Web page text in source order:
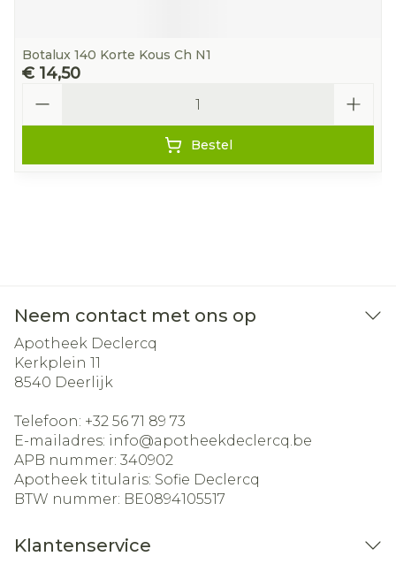
Botalux 140 Korte Kous Ch N1
€ 14,50
Bestel
Neem contact met ons op
Apotheek Declercq
Kerkplein 11
8540 Deerlijk
Telefoon: +32 56 71 89 73
E-mailadres: info@apotheekdeclercq.be
APB nummer: 340902
Apotheek titularis: Sofie Declercq
BTW nummer: BE0894105517
Klantenservice